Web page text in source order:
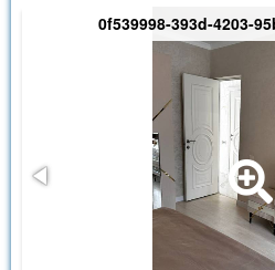
0f539998-393d-4203-